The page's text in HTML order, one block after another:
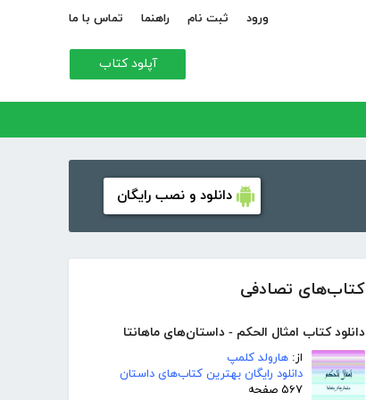
ورود ثبت نام راهنما تماس با ما
آپلود کتاب
دانلود و نصب رایگان
کتاب‌های تصادفی
دانلود کتاب امثال الحکم - داستان‌های ماهانتا
از: هارولد کلمپ
دانلود رایگان بهترین کتاب‌های داستان
۵۶۷ صفحه